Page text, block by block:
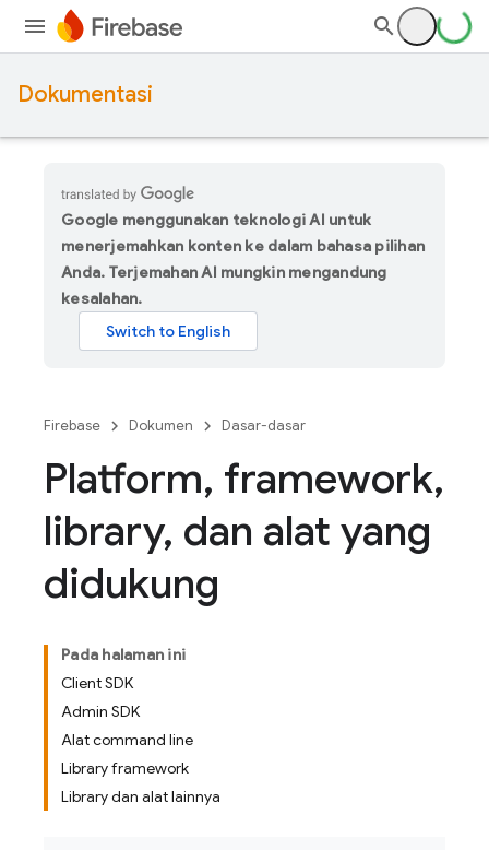
Dokumentasi
Google menggunakan teknologi AI untuk
menerjemahkan konten ke dalam bahasa pilihan
Anda. Terjemahan AI mungkin mengandung
kesalahan.
Firebase Dokumen Dasar-dasar
Platform, framework,
library, dan alat yang
didukung
Pada halaman ini
Client SDK
Admin SDK
Alat command line
Library framework
Library dan alat lainnya